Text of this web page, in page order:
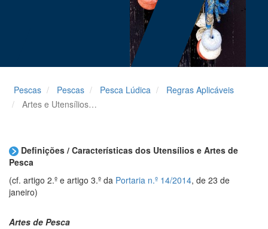
Pescas Pescas Pesca Lúdica
Regras Aplicáveis
Artes e Utensílios de Pesca
Definições / Características dos Utensílios e Artes de
Pesca
(cf. artigo 2.º e artigo 3.º da Portaria n.º 14/2014, de 23 de
janeiro)
Artes de Pesca